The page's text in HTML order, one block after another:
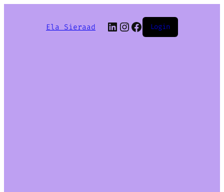
Ela Sieraad LinkedIn
Instagram
Facebook
Login